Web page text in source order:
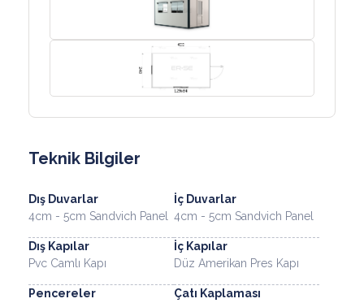
Teknik Bilgiler
Dış Duvarlar
4cm - 5cm Sandvich Panel
İç Duvarlar
4cm - 5cm Sandvich Panel
Dış Kapılar
Pvc Camlı Kapı
İç Kapılar
Düz Amerikan Pres Kapı
Pencereler
Çatı Kaplaması